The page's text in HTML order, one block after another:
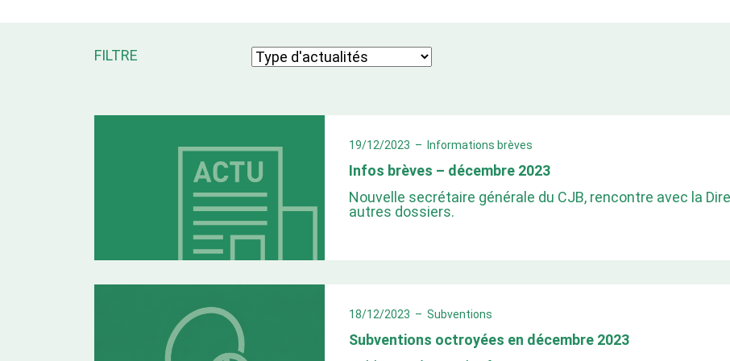
FILTRE
19/12/2023 – Informations brèves
Infos brèves – décembre 2023
Nouvelle secrétaire générale du CJB, rencontre avec la
autres dossiers.
18/12/2023 –Subventions
Subventions octroyées en décembre 2023